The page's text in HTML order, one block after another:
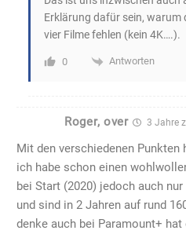
Erklärung dafür sein, warum
vier Filme fehlen (kein 4K….).
0 Antworten
Roger, over 3 Jahre
Mit den verschiedenen
ich habe schon einen
bei Start (2020) jedoch auch
und sind in 2 Jahren auf rund
denke auch bei Paramount+